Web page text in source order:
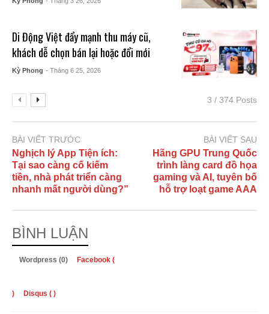
Di Động Việt đẩy mạnh thu máy cũ,
khách dễ chọn bán lại hoặc đổi mới
Kỳ Phong - Tháng 6 25, 2026
3 / 374 Posts
BÀI VIẾT TRƯỚC
Nghịch lý App Tiện ích:
Tại sao càng cố kiếm
tiền, nhà phát triển càng
nhanh mất người dùng?”
BÀI VIẾT SAU
Hãng GPU Trung Quốc
trình làng card đồ họa
gaming và AI, tuyên bố
hỗ trợ loạt game AAA
BÌNH LUẬN
Wordpress (0) Facebook (
) Disqus ( )